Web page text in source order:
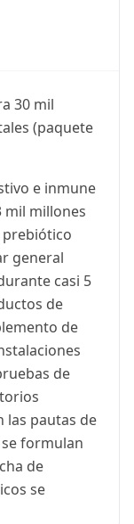
30 mil
(paquete
e inmune
mil millones
prebiótico
general
casi 5
de
de
de
las pautas de
formulan
de
se